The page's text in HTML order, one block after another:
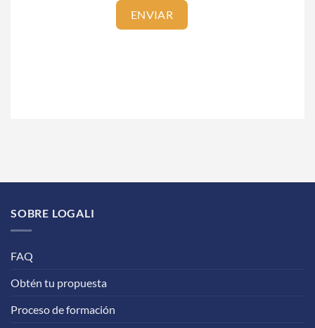
ENVIAR
SOBRE LOGALI
FAQ
Obtén tu propuesta
Proceso de formación